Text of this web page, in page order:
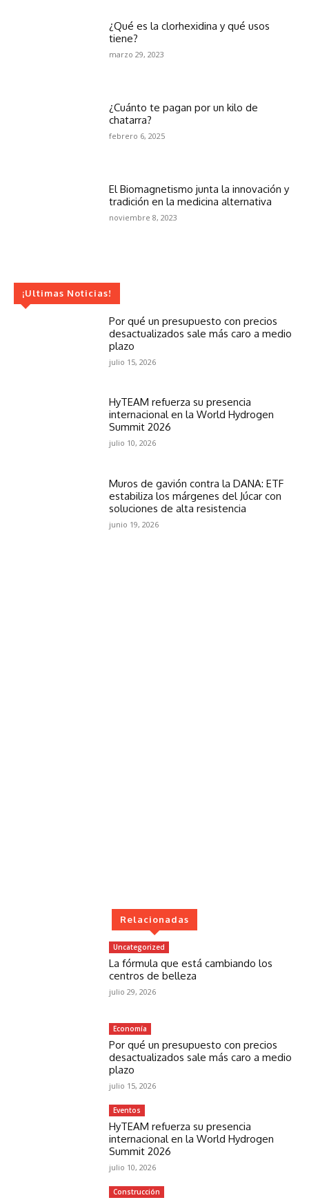
¿Qué es la clorhexidina y qué usos
tiene?
marzo 29, 2023
¿Cuánto te pagan por un kilo de
chatarra?
febrero 6, 2025
El Biomagnetismo junta la innovación y
tradición en la medicina alternativa
noviembre 8, 2023
¡Ultimas Noticias!
Por qué un presupuesto con precios
desactualizados sale más caro a medio
plazo
julio 15, 2026
HyTEAM refuerza su presencia
internacional en la World Hydrogen
Summit 2026
julio 10, 2026
Muros de gavión contra la DANA: ETF
estabiliza los márgenes del Júcar con
soluciones de alta resistencia
junio 19, 2026
Relacionadas
Uncategorized
La fórmula que está cambiando los
centros de belleza
julio 29, 2026
Economía
Por qué un presupuesto con precios
desactualizados sale más caro a medio
plazo
julio 15, 2026
Eventos
HyTEAM refuerza su presencia
internacional en la World Hydrogen
Summit 2026
julio 10, 2026
Construcción